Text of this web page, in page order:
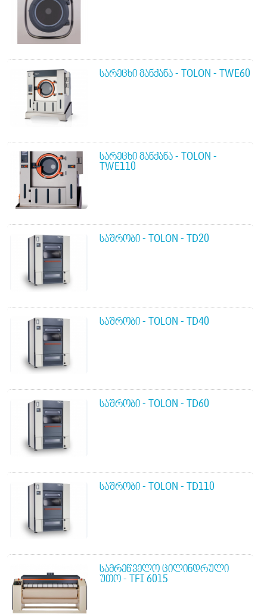
ᲡᲐᲠᲔᲪᲮᲘ ᲛᲐᲜᲥᲐᲜᲐ - TOLON - TWE60
ᲡᲐᲠᲔᲪᲮᲘ ᲛᲐᲜᲥᲐᲜᲐ - TOLON -
TWE110
ᲡᲐᲨᲠᲝᲑᲘ - TOLON - TD20
ᲡᲐᲨᲠᲝᲑᲘ - TOLON - TD40
ᲡᲐᲨᲠᲝᲑᲘ - TOLON - TD60
ᲡᲐᲨᲠᲝᲑᲘ - TOLON - TD110
ᲡᲐᲛᲠᲔᲬᲕᲔᲚᲝ ᲪᲘᲚᲘᲜᲓᲠᲣᲚᲘ
ᲣᲗᲝ - TFI 6015